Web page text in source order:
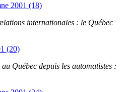
2001 (18)
internationales : le Québec
(20)
Québec depuis les automatistes :